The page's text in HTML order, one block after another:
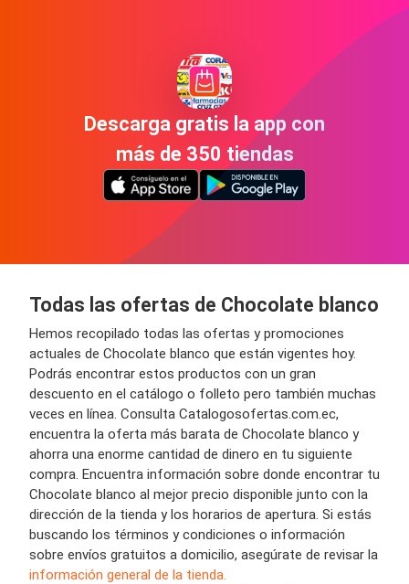
Descarga gratis la app con
más de 350 tiendas
Todas las ofertas de Chocolate blanco
Hemos recopilado todas las ofertas y promociones
actuales de Chocolate blanco que están vigentes hoy.
Podrás encontrar estos productos con un gran
descuento en el catálogo o folleto pero también muchas
veces en línea. Consulta Catalogosofertas.com.ec,
encuentra la oferta más barata de Chocolate blanco y
ahorra una enorme cantidad de dinero en tu siguiente
compra. Encuentra información sobre donde encontrar tu
Chocolate blanco al mejor precio disponible junto con la
dirección de la tienda y los horarios de apertura. Si estás
buscando los términos y condiciones o información
sobre envíos gratuitos a domicilio, asegúrate de revisar la
información general de la tienda.